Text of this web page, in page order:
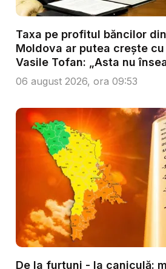
Taxa pe profitul băncilor
Moldova ar putea crește
Vasile Tofan: „Asta nu
trebu...
06 august 2026, ora 09:53
De la furtuni - la caniculă: